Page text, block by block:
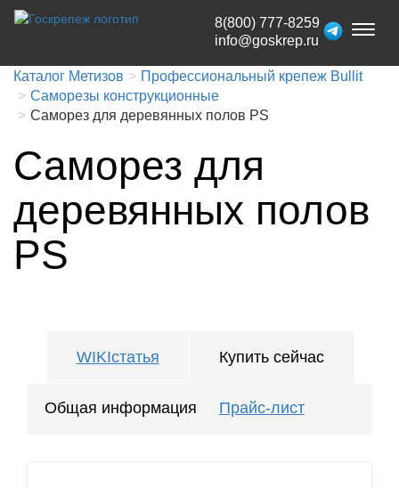
Toggle
8(800) 777-8259
info@goskrep.ru
Каталог Метизов
Профессиональный крепеж Bullit
Саморезы конструкционные
Саморез для деревянных полов PS
Саморез для
деревянных полов
PS
WIKIстатья Купить сейчас
Общая информация Прайс-лист